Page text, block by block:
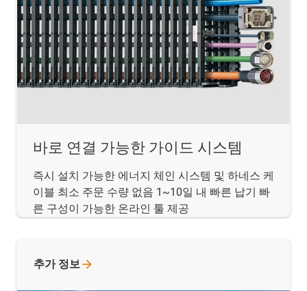
바로 연결 가능한 가이드 시스템
즉시 설치 가능한 에너지 체인 시스템 및 하네스 케
이블 최소 주문 수량 없음 1~10일 내 빠른 납기 빠
른 구성이 가능한 온라인 툴 제공
추가 정보